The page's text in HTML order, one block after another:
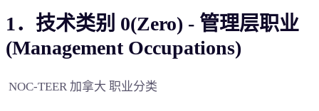
1．技术类别 0(Zero) - 管理层职业
(Management Occupations)
NOC-TEER 加拿大 职业分类